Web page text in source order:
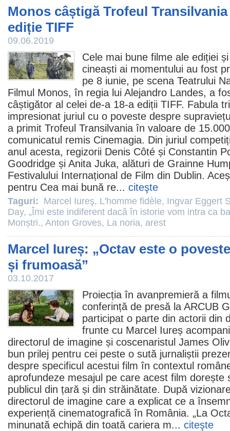
Monos câștigă Trofeul Transilvania
ediție TIFF
09.06.2019
Cele mai bune filme ale ediției
cineaști ai momentului au fost
pe 8 iunie, pe scena Teatrului
Filmul Monos, în regia lui Alejandro Landes, a
câștigător al celei de-a 18-a ediții TIFF. Fabula
impresionat juriul cu o poveste despre
a primit Trofeul Transilvania în valoare de
comunicatul remis Cinemagia. Din juriul
anul acesta, regizorii Denis Côté și Constantin
Goodridge și Anita Juka, alături de Grainne
Festivalului Internațional de Film din Dublin.
pentru Cea mai bună re... citeşte
Taguri: Marcel Iureş, L'homme fidèle, Ingvar Eggert
Day, „Îmi este indiferent dacă în istorie vom intra ca
Monștri., Anton Groves, La noria, arest
Marcel Iureș: „Octav este o
și frumoasă”
03.10.2017
Proiecția în avanpremieră a
conferință de presă la ARCUB
participat o parte din actorii din
frunte cu Marcel Iureș
directorul de imagine și coscenaristul James
bun prilej pentru cei peste o sută jurnaliștii
despre specificul acestui film în contextul
aprofundeze mesajul pe care acest film dorește
publicul din țară și din străinătate. După
directorul de imagine care a explicat ce a
experiență cinematografică în România. „La
minunată echipă din toată cariera m... citeşte